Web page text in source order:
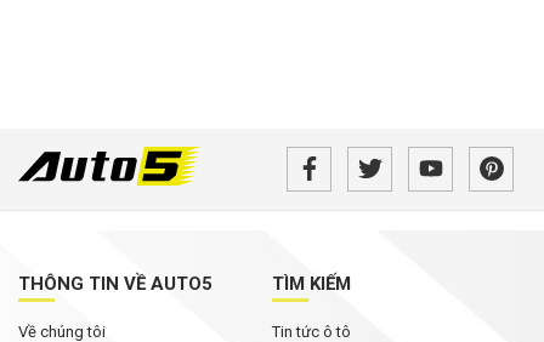
THÔNG TIN VỀ AUTO5
Về chúng tôi
TÌM KIẾM
Tin tức ô tô